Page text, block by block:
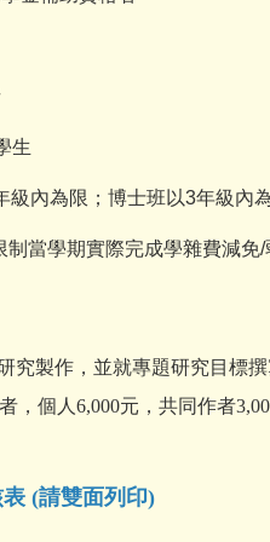
生
內為限；博士班以3年級
當學期實際完成學雜費減免/
究製作，並就專題研究目標
個人6,000元，共同作者
(請雙面列印)